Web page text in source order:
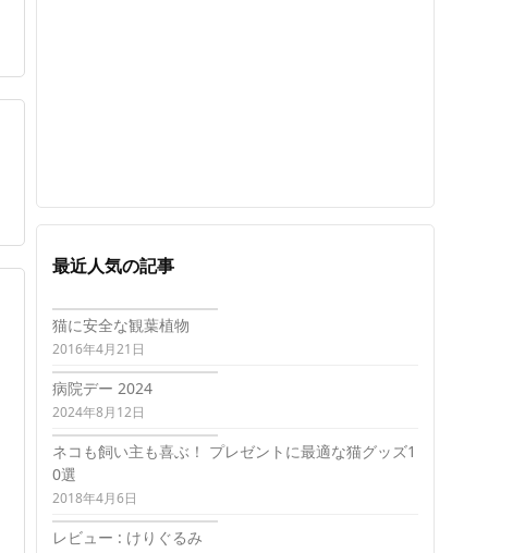
最近人気の記事
猫に安全な観葉植物
2016年4月21日
病院デー 2024
2024年8月12日
ネコも飼い主も喜ぶ！ プレゼントに最適な猫グッズ1
0選
2018年4月6日
レビュー : けりぐるみ